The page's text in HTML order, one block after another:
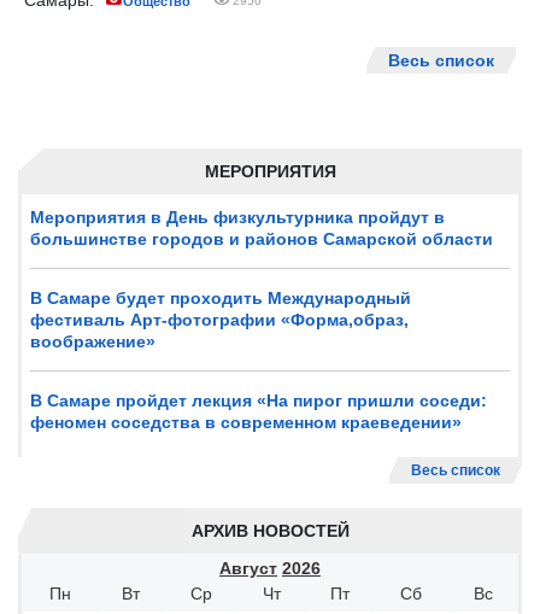
МЕРОПРИЯТИЯ
Мероприятия в День физкультурника пройдут в
большинстве городов и районов Самарской области
В Самаре будет проходить Международный
фестиваль Арт-фотографии «Форма,образ,
воображение»
В Самаре пройдет лекция «На пирог пришли соседи:
феномен соседства в современном краеведении»
Весь список
АРХИВ НОВОСТЕЙ
Август 2026
Пн
Вт Ср Чт Пт Сб
Вс
Весь список